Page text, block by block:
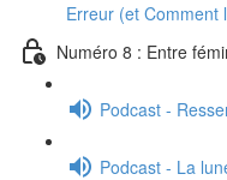
Erreur (et Comment
Numéro 8 : Entre
Podcast -
Podcast - La